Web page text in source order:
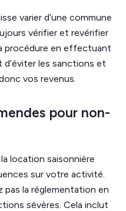
varier d’une commune
vérifier et revérifier
procédure en effectuant
d’éviter les sanctions et
vos revenus.
pour non-
location saisonnière
sur votre activité.
la réglementation en
sévères. Cela inclut